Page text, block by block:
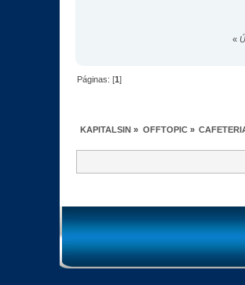
«
Páginas: [1]
KAPITALSIN » OFFTOPIC»